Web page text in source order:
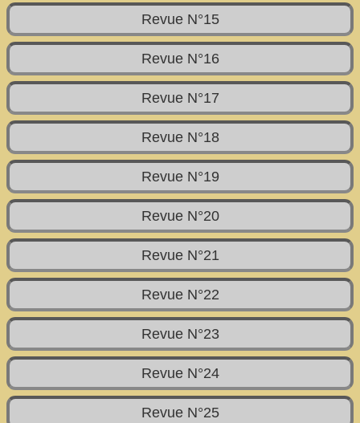
Revue N°15
Revue N°16
Revue N°17
Revue N°18
Revue N°19
Revue N°20
Revue N°21
Revue N°22
Revue N°23
Revue N°24
Revue N°25